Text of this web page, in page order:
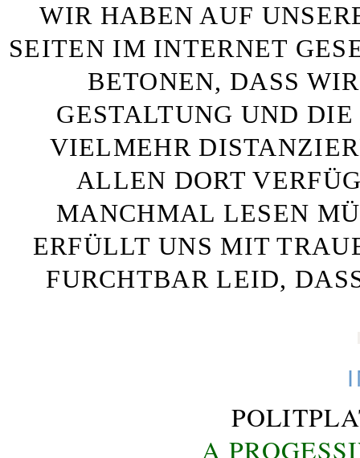
WIR HABEN AUF
SEITEN IM INTERNET
BETONEN, DASS
GESTALTUNG UND
VIELMEHR
ALLEN DORT
MANCHMAL LESEN
ERFÜLLT UNS MIT
FURCHTBAR LEID,
A